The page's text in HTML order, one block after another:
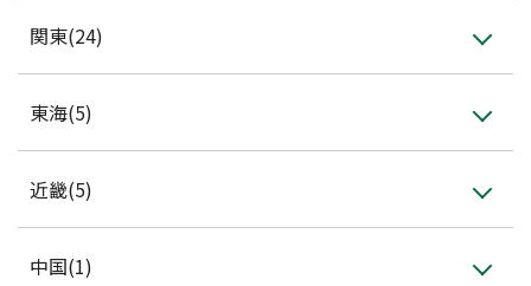
関東(24)
東海(5)
近畿(5)
中国(1)